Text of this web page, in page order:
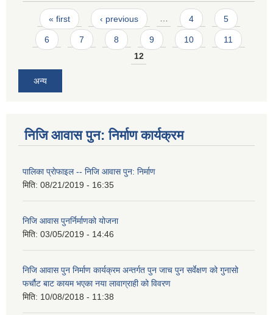
Pages
« first ‹ previous … 4 5
6 7 8 9 10
11
12
अन्य
निजि आवास पुन: निर्माण कार्यक्रम
पालिका प्राेफाइल -- निजि आवास पुन: निर्माण
मिति: 08/21/2019 - 16:35
निजि आवास पुनर्निर्माणको योजना
मिति: 03/05/2019 - 14:46
निजि आवास पुन निर्माण कार्यक्रम अन्तर्गत पुन जाच पुन सर्वेक्षण को गुनासो
फर्चौट बाट कायम भएका नया लावाग्राही को विवरण
मिति: 10/08/2018 - 11:38